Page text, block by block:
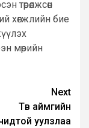
төрөлжсөн
хөгжлийн бие
мөрийн
Next
Төв аймгийн
уулзлаа